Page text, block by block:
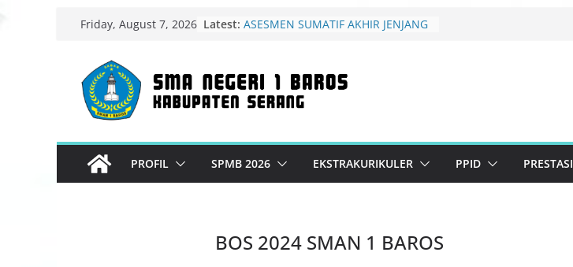
Friday, August 7, 2026 Latest: ASESMEN SUMATIF AKHIR JENJANG
SISWA
Gelar Karya Kokurikuler 2026 SMAN
1 Baros Angkat Tema Konservasi
Finalis MadingFest 2026 Resmi
Diterbitkan
MADINGFEST – LIBRARY CREATIVE
PROFIL SPMB 2026 EKSTRAKURIKULER PPID PRESTASI
BOS 2024 SMAN 1 BAROS